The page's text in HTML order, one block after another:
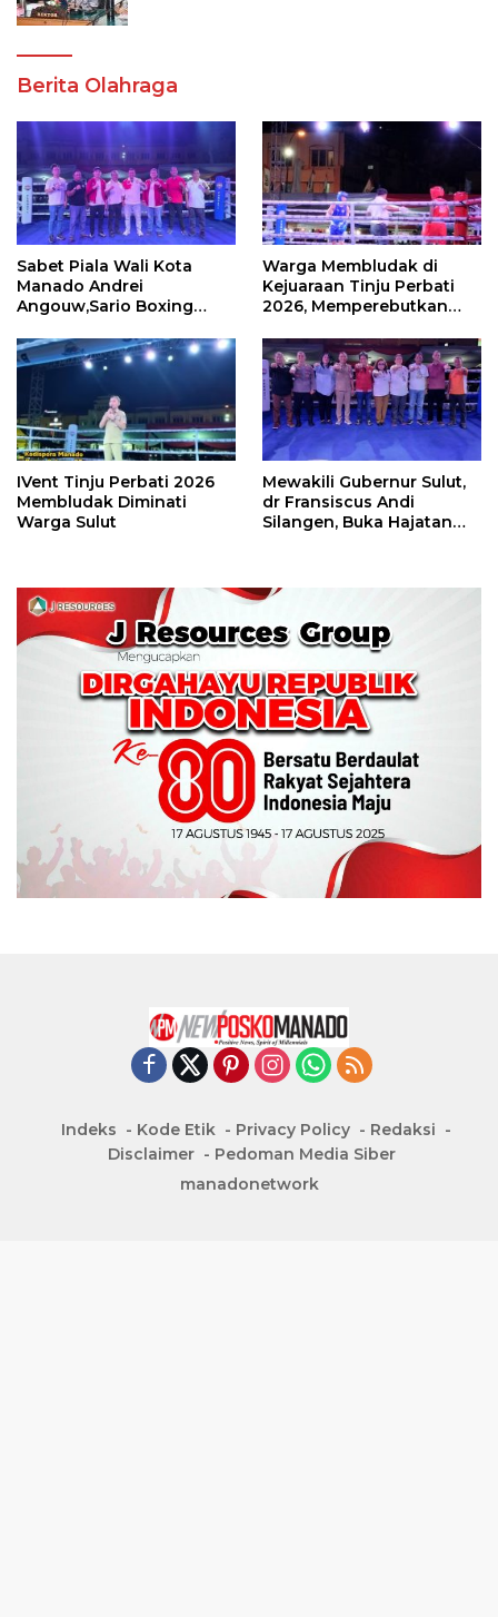
Berita Olahraga
Sabet Piala Wali Kota
Manado Andrei
Angouw,Sario Boxing
Perbati 2026
Warga Membludak di
Kejuaraan Tinju Perbati
2026, Memperebutkan
IVent Tinju Perbati 2026
Membludak Diminati
Warga Sulut
Mewakili Gubernur Sulut,
dr Fransiscus Andi
Silangen, Buka Hajatan
Indeks Kode Etik Privacy Policy
Redaksi
Disclaimer
Pedoman Media Siber
manadonetwork